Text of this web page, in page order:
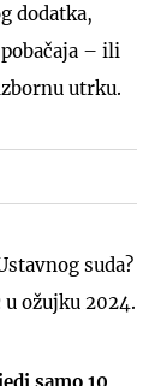
dodatka,
– ili
utrku.
suda?
u ožujku 2024.
samo 10